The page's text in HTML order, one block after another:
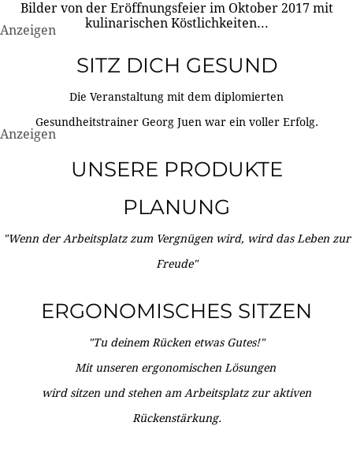
Bilder von der Eröffnungsfeier im Oktober 2017 mit
kulinarischen Köstlichkeiten...
Anzeigen
SITZ DICH GESUND
Die Veranstaltung mit dem diplomierten
Gesundheitstrainer Georg Juen war ein voller Erfolg.
Anzeigen
UNSERE PRODUKTE
PLANUNG
"Wenn der Arbeitsplatz zum Vergnügen wird, wird das Leben zur
Freude"
ERGONOMISCHES SITZEN
"Tu deinem Rücken etwas Gutes!"
Mit unseren ergonomischen Lösungen
wird sitzen und stehen am Arbeitsplatz zur aktiven
Rückenstärkung.